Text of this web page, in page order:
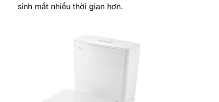
sinh mất nhiều thời gian hơn.